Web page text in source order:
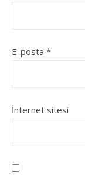
E-posta *
İnternet sitesi